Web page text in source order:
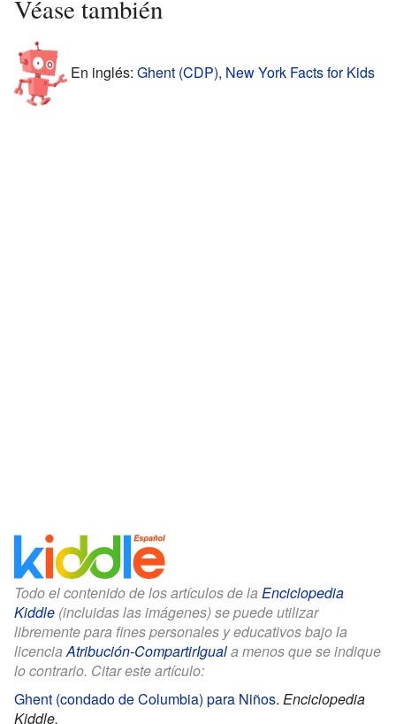
Véase también
En inglés: Ghent (CDP), New York Facts for Kids
Todo el contenido de los artículos de la Enciclopedia
Kiddle (incluidas las imágenes) se puede utilizar
libremente para fines personales y educativos bajo la
licenciaAtribución-CompartirIguala menos que se indique
lo contrario. Citar este artículo:
Ghent (condado de Columbia) para Niños. Enciclopedia
Kiddle.